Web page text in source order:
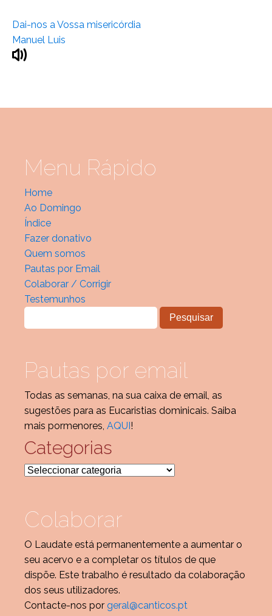
Dai-nos a Vossa misericórdia
Manuel Luis
Menu Rápido
Home
Ao Domingo
Índice
Fazer donativo
Quem somos
Pautas por Email
Colaborar / Corrigir
Testemunhos
Pautas por email
Todas as semanas, na sua caixa de email, as
sugestões para as Eucaristias dominicais. Saiba
mais pormenores, AQUI!
Categorias
Categorias
Colaborar
O Laudate está permanentemente a aumentar o
seu acervo e a completar os títulos de que
dispõe. Este trabalho é resultado da colaboração
dos seus utilizadores.
Contacte-nos por geral@canticos.pt